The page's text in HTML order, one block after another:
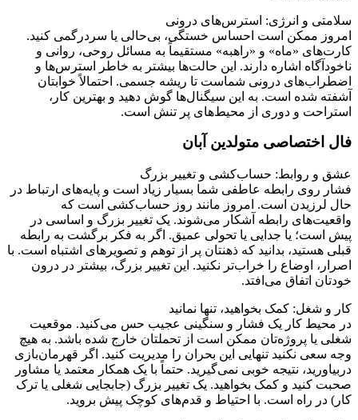
سلامتی و انرژی: استرس‌های درونی
امروز ممکن است احساس خستگی، بی‌حالی یا سردرگمی کنید.
کارت‌های «ماه» و «راهبه» مستقیماً به مسائل روحی، روانی و
ناخودآگاه اشاره دارند. این حالت‌ها بیشتر به خاطر استرس‌ها و
اضطراب‌های درونی شماست تا ریشه جسمی. احتمالاً خوابتان
آشفته شده است. به این سیگنال‌ها گوش دهید و بهترین کار،
استراحت و دوری از محیط‌های پر تنش است.
فال اختصاصی متولدین آبان
عشق و روابط: حساب‌کشی و تغییر بزرگ
فشار روی رابطه عاطفی شما بسیار زیاد است و پایه‌های ارتباط در
حال لرزیدن است. امروز مانند روز حساب‌کشی است که
واقعیت‌های رابطه آشکار می‌شوند. یک تغییر بزرگ و اساسی در
پیش است؛ یا جدایی یا تحولی عمیق. اگر به فکر برگشت به رابطه
قبلی هستید، بدانید که ذهنتان پر از توهم و تصویرهای اشتباه است. با
اصرار، اوضاع را خراب‌تر نکنید. این تغییر بزرگ، بیشتر در درون
خودتان اتفاق می‌افتد.
کار و شغل: کمک بخواهید، تنها نمانید
در محیط کار یک فشار و سنگینی عجیب حس می‌کنید. موقعیت
شغلی یا پروژه‌تان ممکن است از تحملتان خارج شده باشد. به هیچ
وجه سعی نکنید تنهایی این بحران را مدیریت کنید. اگر قهرمان‌بازی
دربیاورید، نتیجه خوبی نمی‌گیرید. حتماً با یک همکار معتمد یا مشاور
صحبت کنید و کمک بخواهید. یک تغییر بزرگ (جابجایی شغلی یا ترک
کار) در راه است. با احتیاط و قدم‌های کوچک پیش بروید.